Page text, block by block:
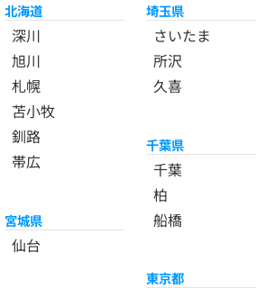
北海道
深川
旭川
札幌
苫小牧
釧路
帯広
宮城県
仙台
埼玉県
さいたま
所沢
久喜
千葉県
千葉
柏
船橋
東京都